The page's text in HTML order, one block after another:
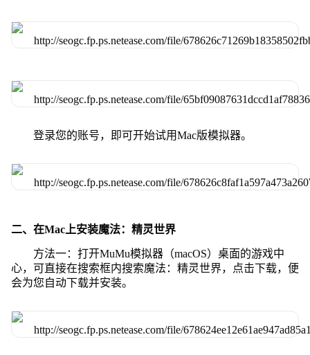
登录您的账号，即可开始试用Mac版模拟器。
二、在Mac上安装魔法：精灵世界
方法一：打开MuMu模拟器（macOS）桌面的游戏中
心，可直接在搜索框内搜索魔法：精灵世界，点击下载，便
会为您自动下载并安装。